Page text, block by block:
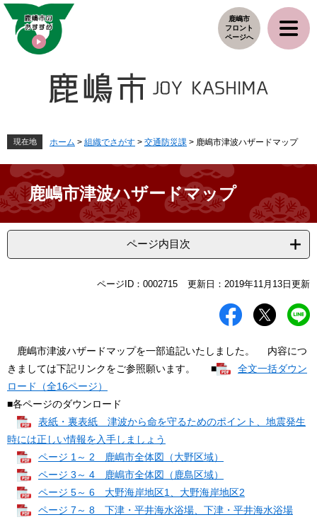
ペ
メ
鹿嶋市
フロント
ページへ
現在地 ホーム > 組織でさがす > 交通防災課 > 鹿嶋市津波ハザードマップ
鹿嶋市津波ハザードマップ
ページ内目次
ページID：0002715 更新日：2019年11月13日更新
鹿嶋市津波ハザードマップを一部追記いたしました。 内容につ
きましては下記リンクをご参照願います。 ■
全文一括ダウン
ロード（全16ページ）
■各ページのダウンロード
表紙・裏表紙 津波から命を守るためのポイント、地震発生
時には正しい情報を入手しましょう
ページ 1～ 2 鹿嶋市全体図（大野区域）
ページ 3～ 4 鹿嶋市全体図（鹿島区域）
ページ 5～ 6 大野海岸地区1、大野海岸地区2
ページ 7～ 8 下津・平井海水浴場、下津・平井海水浴場